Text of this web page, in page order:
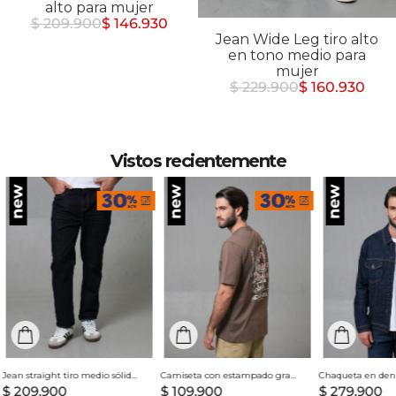
alto para mujer
$ 209.900$ 146.930
Jean Wide Leg tiro alto
en tono medio para
mujer
$ 229.900$ 160.930
Vistos recientemente
Jean straight tiro medio sólido para hombre
$ 209.900
Camiseta con estampado grande en espalda para hombre
$ 109.900 $ 279.900